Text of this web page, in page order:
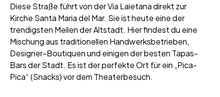
Diese Straße führt von der Via Laietana direkt zur
Kirche Santa Maria del Mar. Sie ist heute eine der
trendigsten Meilen der Altstadt. Hier findest du eine
Mischung aus traditionellen Handwerksbetrieben,
Designer-Boutiquen und einigen der besten Tapas-
Bars der Stadt. Es ist der perfekte Ort für ein „Pica-
Pica“ (Snacks) vor dem Theaterbesuch.